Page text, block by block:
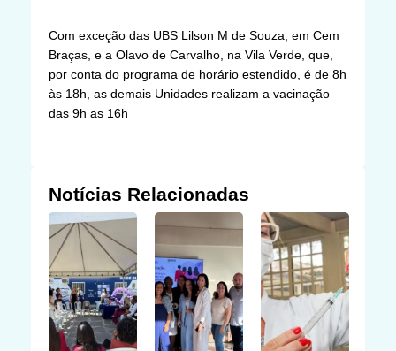
Com exceção das UBS Lilson M de Souza, em Cem
Braças, e a Olavo de Carvalho, na Vila Verde, que,
por conta do programa de horário estendido, é de 8h
às 18h, as demais Unidades realizam a vacinação
das 9h as 16h
Notícias Relacionadas